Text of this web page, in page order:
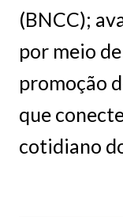
(BNCC);
por meio
promoção
que
cotidiano